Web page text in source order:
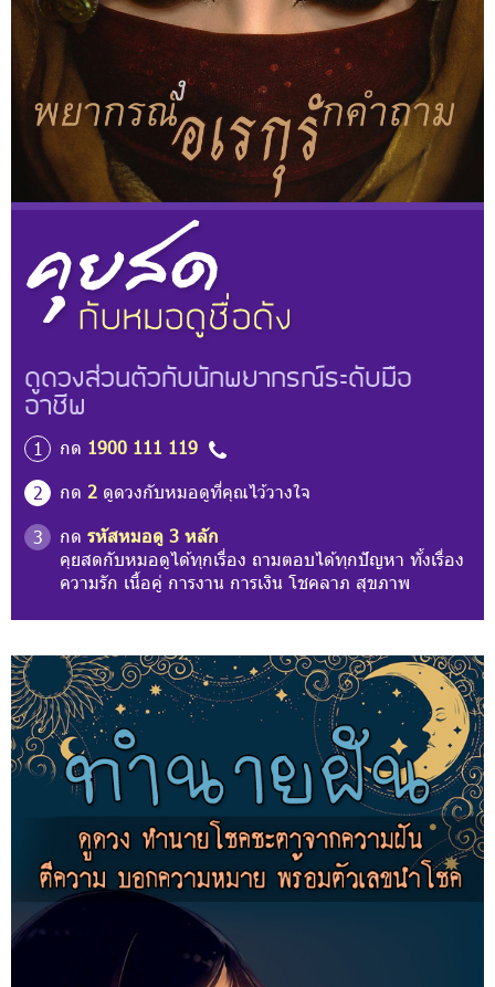
ดูดวงส่วนตัวกับนักพยากรณ์ระดับมือ
อาชีพ
1 กด 1900 111 119
2
กด 2 ดูดวงกับหมอดูที่คุณไว้วางใจ
3
กด รหัสหมอดู 3 หลัก
คุยสดกับหมอดูได้ทุกเรื่อง ถามตอบได้ทุกปัญหา ทั้งเรื่อง
ความรัก เนื้อคู่ การงาน การเงิน โชคลาภ สุขภาพ